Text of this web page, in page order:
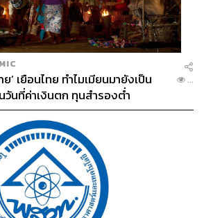
’ เยือนไทย ทำไมเมียนมายังเป็น
วันที่ค่าเงินตก ทุนสำรองต่ำ
...